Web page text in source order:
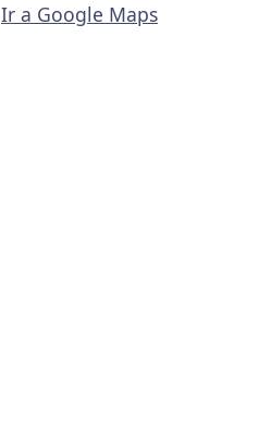
Ir a Google Maps